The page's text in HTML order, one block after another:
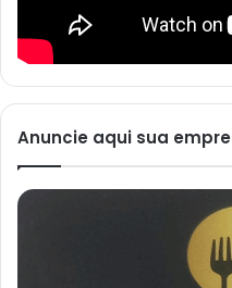
Anuncie aqui sua